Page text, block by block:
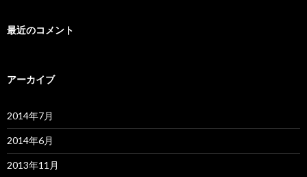
最近のコメント
アーカイブ
2014年7月
2014年6月
2013年11月